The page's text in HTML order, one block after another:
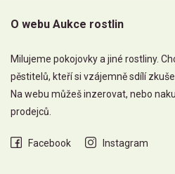
O webu Aukce rostlin
Milujeme pokojovky a jiné rostliny.
pěstitelů, kteří si vzájemně sdílí
Na webu můžeš inzerovat, nebo
prodejců.
Facebook Instagram